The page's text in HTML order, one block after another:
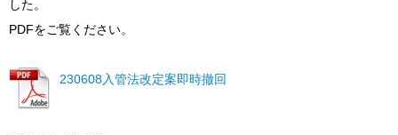
した。
PDFをご覧ください。
230608入管法改定案即時撤回